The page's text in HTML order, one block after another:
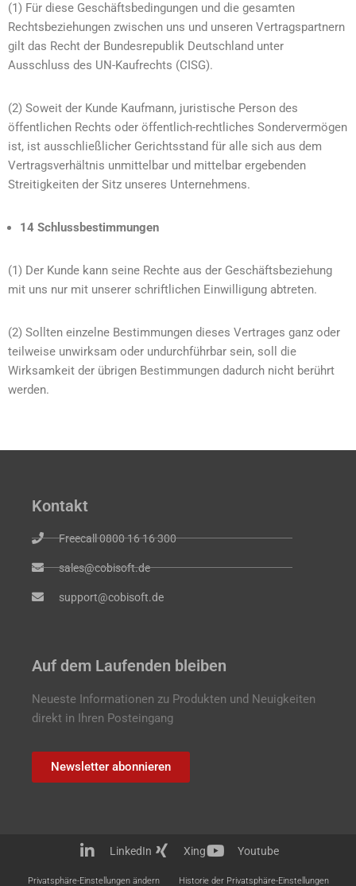
(1) Für diese Geschäftsbedingungen und die gesamten
Rechtsbeziehungen zwischen uns und unseren Vertragspartnern
gilt das Recht der Bundesrepublik Deutschland unter
Ausschluss des UN-Kaufrechts (CISG).
(2) Soweit der Kunde Kaufmann, juristische Person des
öffentlichen Rechts oder öffentlich-rechtliches Sondervermögen
ist, ist ausschließlicher Gerichtsstand für alle sich aus dem
Vertragsverhältnis unmittelbar und mittelbar ergebenden
Streitigkeiten der Sitz unseres Unternehmens.
14 Schlussbestimmungen
(1) Der Kunde kann seine Rechte aus der Geschäftsbeziehung
mit uns nur mit unserer schriftlichen Einwilligung abtreten.
(2) Sollten einzelne Bestimmungen dieses Vertrages ganz oder
teilweise unwirksam oder undurchführbar sein, soll die
Wirksamkeit der übrigen Bestimmungen dadurch nicht berührt
werden.
Kontakt
Freecall 0800 16 16 300
sales@cobisoft.de
support@cobisoft.de
Auf dem Laufenden bleiben
Neueste Informationen zu Produkten und Neuigkeiten
direkt in Ihren Posteingang
Newsletter abonnieren
LinkedIn Xing Youtube
Privatsphäre-Einstellungen ändern Historie der Privatsphäre-Einstellungen